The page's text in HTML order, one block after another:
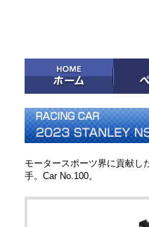
モータースポーツ界に貢献し
手。Car No.100。